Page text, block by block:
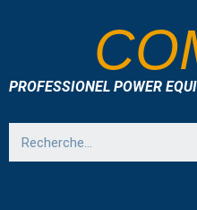
PROFESSIONEL POWER